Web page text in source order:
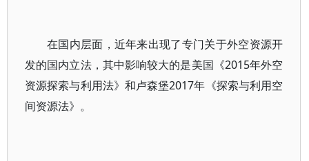
在国内层面，近年来出现了专门关于外空资源开
发的国内立法，其中影响较大的是美国《2015年外空
资源探索与利用法》和卢森堡2017年《探索与利用空
间资源法》。